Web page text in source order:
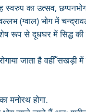
स्वरुप का उत्सव,
(ग्वाल) भोग में
रूप से दूधघर में सिद्ध की
जाता है वहीँ सखड़ी
मनोरथ होगा.